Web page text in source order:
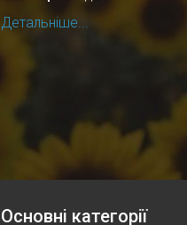
Детальніше...
Основні категорії